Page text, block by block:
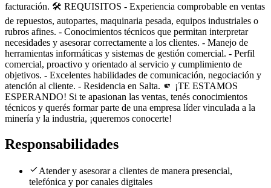
facturación. 🛠️ REQUISITOS - Experiencia comprobable en ventas
de repuestos, autopartes, maquinaria pesada, equipos industriales o
rubros afines. - Conocimientos técnicos que permitan interpretar
necesidades y asesorar correctamente a los clientes. - Manejo de
herramientas informáticas y sistemas de gestión comercial. - Perfil
comercial, proactivo y orientado al servicio y cumplimiento de
objetivos. - Excelentes habilidades de comunicación, negociación y
atención al cliente. - Residencia en Salta. 🫵 ¡TE ESTAMOS
ESPERANDO! Si te apasionan las ventas, tenés conocimientos
técnicos y querés formar parte de una empresa líder vinculada a la
minería y la industria, ¡queremos conocerte!
Responsabilidades
Atender y asesorar a clientes de manera presencial,
telefónica y por canales digitales